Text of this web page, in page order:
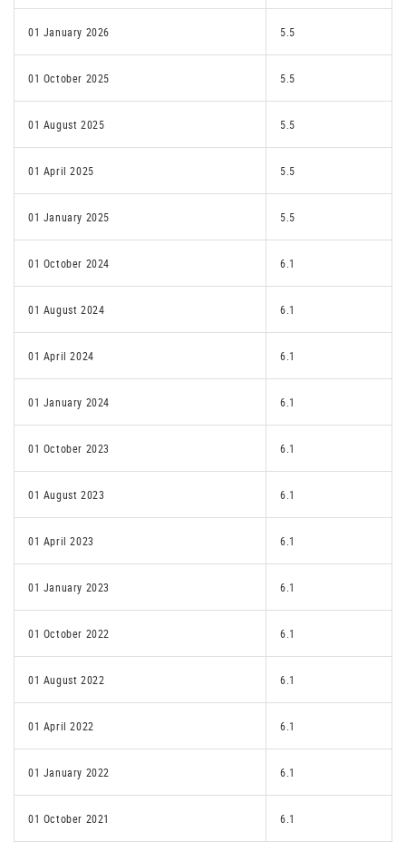
01 January 2026 5.5
01 October 2025 5.5
01 August 2025 5.5
01 April 2025 5.5
01 January 2025 5.5
01 October 2024 6.1
01 August 2024 6.1
01 April 2024 6.1
01 January 2024 6.1
01 October 2023 6.1
01 August 2023 6.1
01 April 2023 6.1
01 January 2023 6.1
01 October 2022 6.1
01 August 2022 6.1
01 April 2022 6.1
01 January 2022 6.1
01 October 2021 6.1